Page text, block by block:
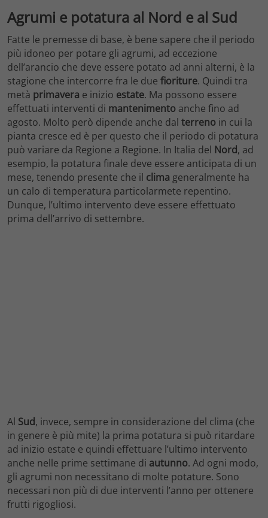
Agrumi e potatura al Nord e al Sud
Fatte le premesse di base, è bene sapere che il periodo
più idoneo per potare gli agrumi, ad eccezione
dell’arancio che deve essere potato ad anni alterni, è la
stagione che intercorre fra le due fioriture. Quindi tra
metà primavera e inizio estate. Ma possono essere
effettuati interventi di mantenimento anche fino ad
agosto. Molto però dipende anche dal terreno in cui la
pianta cresce ed è per questo che il periodo di potatura
può variare da Regione a Regione. In Italia del Nord, ad
esempio, la potatura finale deve essere anticipata di un
mese, tenendo presente che il clima generalmente ha
un calo di temperatura particolarmete repentino.
Dunque, l’ultimo intervento deve essere effettuato
prima dell’arrivo di settembre.
Al Sud, invece, sempre in considerazione del clima (che
in genere è più mite) la prima potatura si può ritardare
ad inizio estate e quindi effettuare l’ultimo intervento
anche nelle prime settimane di autunno. Ad ogni modo,
gli agrumi non necessitano di molte potature. Sono
necessari non più di due interventi l’anno per ottenere
frutti rigogliosi.